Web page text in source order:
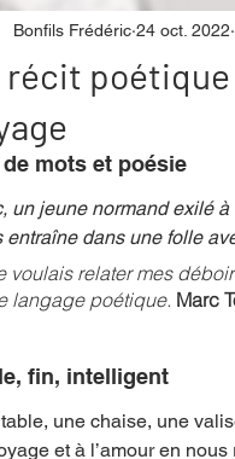
Sorties Idée de
Rire
Validé par Romane. Spécial
récit poétique
Bonfils Frédéric 24 oct. 2022
mots et poésie
un jeune normand exilé
entraîne dans une folle
voulais relater mes
langage poétique. Marc
fin, intelligent
une chaise, une
et à l’amour en